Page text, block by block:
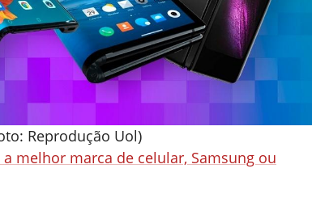
Reprodução Uol)
melhor marca de celular, Samsung ou